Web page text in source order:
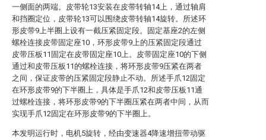
一侧面的两端。皮带轮13安装在皮带转轴14上，通过轴肩
和挡圈定位，皮带轮13可以围绕皮带转轴14旋转。所述环
形皮带9上半圈上设有一截压紧固定段。固定基座2的左侧
螺栓连接皮带固定座10，环形皮带9上的压紧固定段通过
皮带压板11固定在皮带固定座10上。皮带固定座10的下侧
通过和皮带压板11的螺栓连接，将环形皮带9压紧在两者
之间，保证皮带的压紧固定段静止不动。所述手爪12固定
在环形皮带9的下半圈上，具体是手爪12和皮带压板11通
过螺栓连接，将环形皮带9的下半圈压紧在两者中间，从而
实现手爪12固定在环形皮带9的下半圈上。
本发明运行时，电机5旋转，经由变速器4降速增扭带动驱